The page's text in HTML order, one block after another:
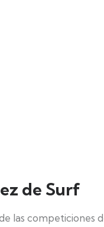
de Surf
las competiciones